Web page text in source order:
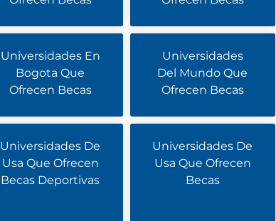
Universidades En
Bogota Que
Ofrecen Becas
Universidades
Del Mundo Que
Ofrecen Becas
Universidades De
Usa Que Ofrecen
Becas Deportivas
Universidades De
Usa Que Ofrecen
Becas